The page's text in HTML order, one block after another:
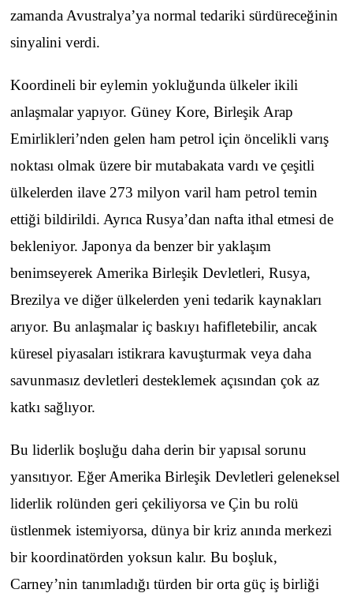
zamanda Avustralya’ya normal tedariki sürdüreceğinin
sinyalini verdi.
Koordineli bir eylemin yokluğunda ülkeler ikili
anlaşmalar yapıyor. Güney Kore, Birleşik Arap
Emirlikleri’nden gelen ham petrol için öncelikli varış
noktası olmak üzere bir mutabakata vardı ve çeşitli
ülkelerden ilave 273 milyon varil ham petrol temin
ettiği bildirildi. Ayrıca Rusya’dan nafta ithal etmesi de
bekleniyor. Japonya da benzer bir yaklaşım
benimseyerek Amerika Birleşik Devletleri, Rusya,
Brezilya ve diğer ülkelerden yeni tedarik kaynakları
arıyor. Bu anlaşmalar iç baskıyı hafifletebilir, ancak
küresel piyasaları istikrara kavuşturmak veya daha
savunmasız devletleri desteklemek açısından çok az
katkı sağlıyor.
Bu liderlik boşluğu daha derin bir yapısal sorunu
yansıtıyor. Eğer Amerika Birleşik Devletleri geleneksel
liderlik rolünden geri çekiliyorsa ve Çin bu rolü
üstlenmek istemiyorsa, dünya bir kriz anında merkezi
bir koordinatörden yoksun kalır. Bu boşluk,
Carney’nin tanımladığı türden bir orta güç iş birliği